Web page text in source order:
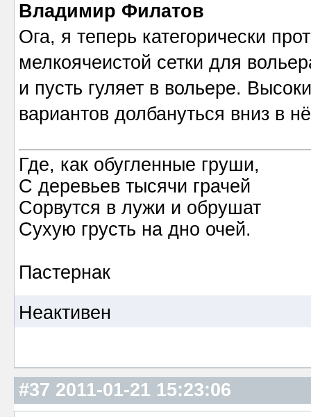
Владимир Филатов
Ога, я теперь категорически
мелкоячеистой сетки для
и пусть гуляет в вольере.
вариантов долбануться вниз в
Где, как обугленные груши,
С деревьев тысячи грачей
Сорвутся в лужи и обрушат
Сухую грусть на дно очей.
Пастернак
Неактивен
#37 2011-01-21 15:23:06